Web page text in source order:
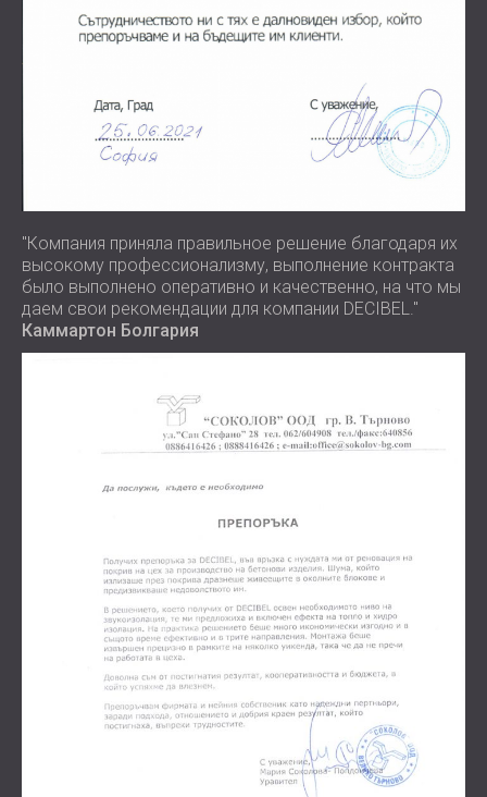
"Компания приняла правильное решение благодаря их
высокому профессионализму, выполнение контракта
было выполнено оперативно и качественно, на что мы
даем свои рекомендации для компании DECIBEL."
Каммартон Болгария